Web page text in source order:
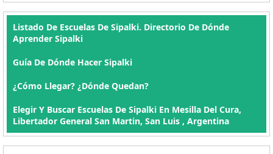
Listado De Escuelas De Sipalki. Directorio De Dónde
Aprender Sipalki
Guía De Dónde Hacer Sipalki
¿Cómo Llegar? ¿Dónde Quedan?
Elegir Y Buscar Escuelas De Sipalki En Mesilla Del Cura,
Libertador General San Martin, San Luis , Argentina